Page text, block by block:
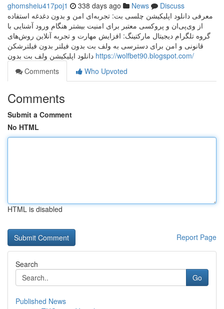
ghomsheiu417poj1 338 days ago News
Discuss
معرفی دانلود اپلیکیشن چلسی بت: تجربه‌ای امن و بدون دغدغه استفاده
از وی‌پی‌ان و پروکسی معتبر برای امنیت بیشتر هنگام ورود آشنایی با
گروه تلگرام دیجیتال مارکتینگ: افزایش مهارت و تجربه آنلاین روش‌های
قانونی و امن برای دسترسی به ولف بت بدون فیلتر بدون فیلترشکن
https://wolfbet90.blogspot.com/
Comments
Who Upvoted
Comments
Submit a Comment
No HTML
HTML is disabled
Report Page
Search
Go
Published News